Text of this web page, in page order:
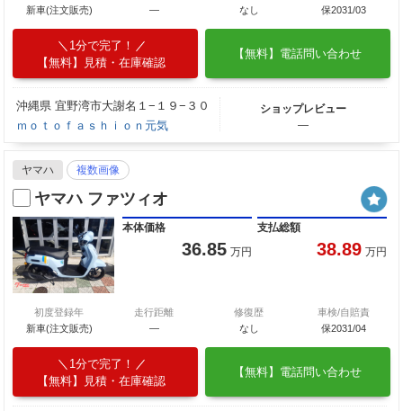
新車(注文販売)
―
なし
保2031/03
1分で完了！
【無料】見積・在庫確認
【無料】電話問い合わせ
沖縄県 宜野湾市大謝名１−１９−３０
ｍｏｔｏｆａｓｈｉｏｎ元気
ショップレビュー
―
ヤマハ 複数画像
ヤマハ ファツィオ
本体価格
36.85 万円
支払総額
38.89 万円
初度登録年
新車(注文販売)
走行距離
―
修復歴
なし
車検/自賠責
保2031/04
1分で完了！
【無料】見積・在庫確認
【無料】電話問い合わせ